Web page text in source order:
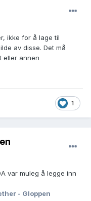
ikke for å lage til
av disse. Det må
eller annen
1
var muleg å legge inn
- Gloppen